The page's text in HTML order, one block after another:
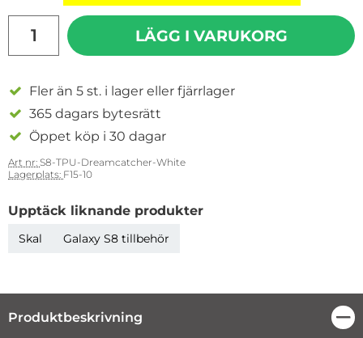
LÄGG I VARUKORG
Fler än 5 st. i lager eller fjärrlager
365 dagars bytesrätt
Öppet köp i 30 dagar
Art nr: S8-TPU-Dreamcatcher-White
Lagerplats: F15-10
Upptäck liknande produkter
Skal Galaxy S8 tillbehör
Produktbeskrivning